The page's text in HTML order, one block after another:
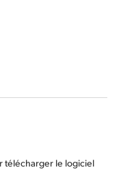
télécharger le logiciel